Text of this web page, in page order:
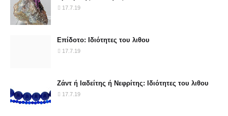
17.7.19
Επίδοτο: Ιδιότητες του λιθου
17.7.19
Ζάντ ή Ιαδείτης ή Νεφρίτης: Ιδιότητες του λιθου
17.7.19